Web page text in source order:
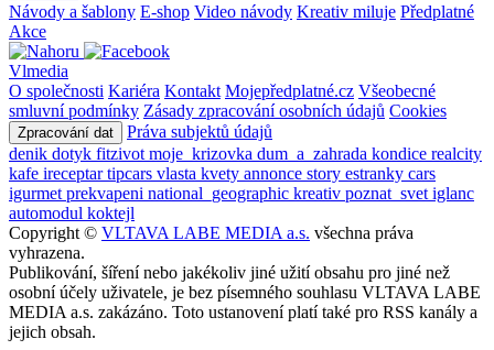
Návody a šablony E-shop Video návody Kreativ miluje Předplatné
Akce
Vlmedia
O společnosti Kariéra Kontakt Mojepředplatné.cz Všeobecné
smluvní podmínky Zásady zpracování osobních údajů Cookies
Zpracování dat
Práva subjektů údajů
denik dotyk fitzivot moje_krizovka dum_a_zahrada kondice realcity
kafe ireceptartipcars vlasta kvety annonce story estranky cars
igurmet prekvapeni national_geographic kreativ poznat_svet iglanc
automodul koktejl
Copyright © VLTAVA LABE MEDIA a.s. všechna práva
vyhrazena.
Publikování, šíření nebo jakékoliv jiné užití obsahu pro jiné než
osobní účely uživatele, je bez písemného souhlasu VLTAVA LABE
MEDIA a.s. zakázáno. Toto ustanovení platí také pro RSS kanály a
jejich obsah.